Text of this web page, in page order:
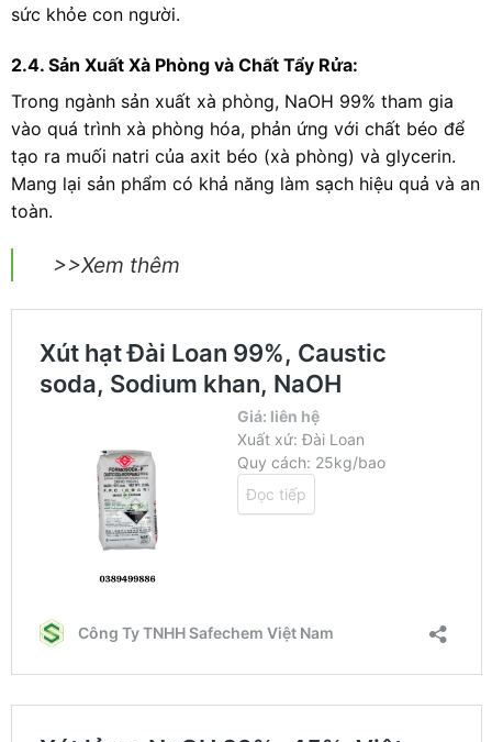
sức khỏe con người.
2.4. Sản Xuất Xà Phòng và Chất Tẩy Rửa:
Trong ngành sản xuất xà phòng, NaOH 99% tham gia
vào quá trình xà phòng hóa, phản ứng với chất béo để
tạo ra muối natri của axit béo (xà phòng) và glycerin.
Mang lại sản phẩm có khả năng làm sạch hiệu quả và an
toàn.
>>Xem thêm